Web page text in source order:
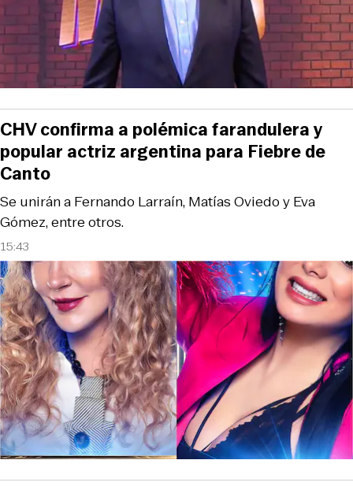
15:43
Se unirán a Fernando Larraín, Matías Oviedo y Eva
Gómez, entre otros.
CHV confirma a polémica farandulera y
popular actriz argentina para Fiebre de
Canto